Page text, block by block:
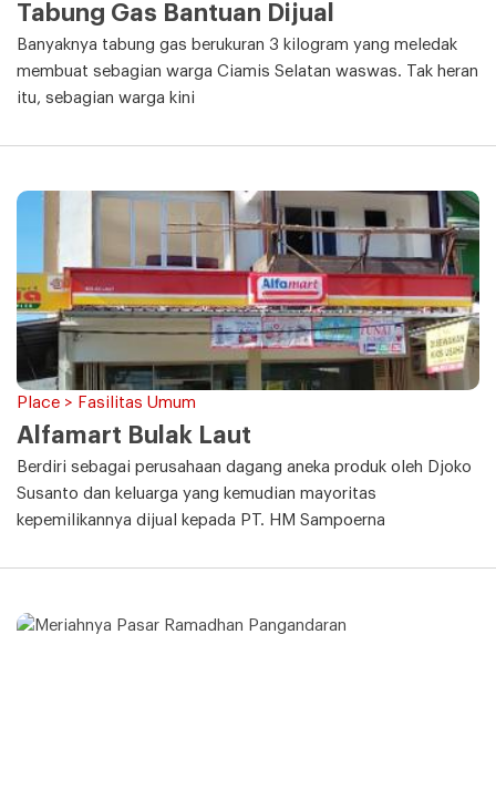
Tabung Gas Bantuan Dijual
Banyaknya tabung gas berukuran 3 kilogram yang meledak
membuat sebagian warga Ciamis Selatan waswas. Tak heran
itu, sebagian warga kini
Place > Fasilitas Umum
Alfamart Bulak Laut
Berdiri sebagai perusahaan dagang aneka produk oleh Djoko
Susanto dan keluarga yang kemudian mayoritas
kepemilikannya dijual kepada PT. HM Sampoerna